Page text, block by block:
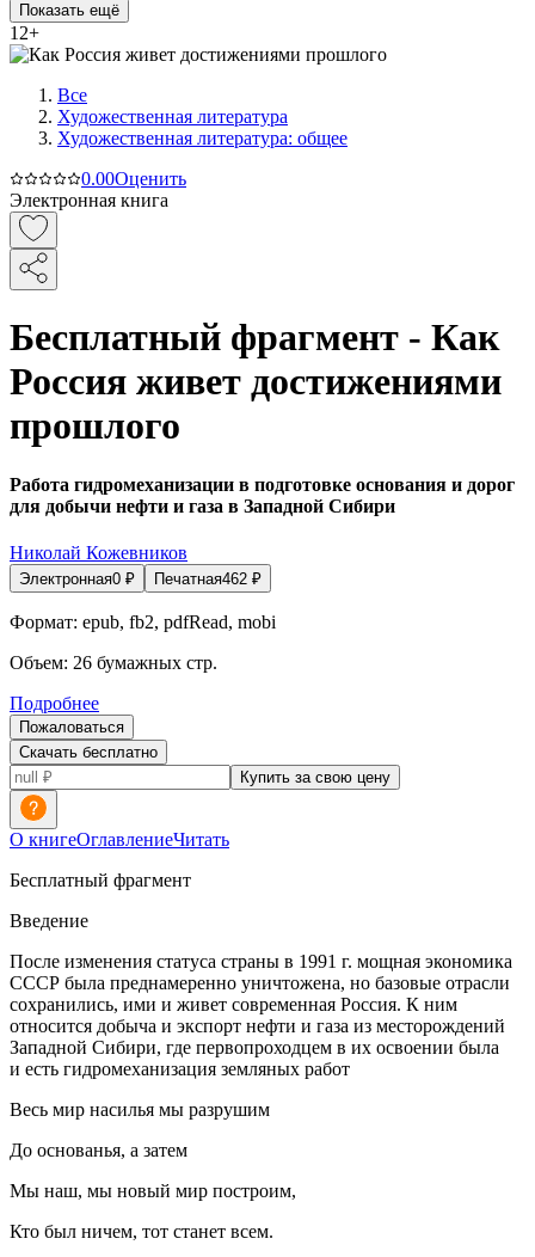
Показать ещё
12+
Все
Художественная литература
Художественная литература: общее
0.00Оценить
Электронная книга
Бесплатный фрагмент - Как
Россия живет достижениями
прошлого
Работа гидромеханизации в подготовке основания и дорог
для добычи нефти и газа в Западной Сибири
Николай Кожевников
Электронная0 ₽ Печатная462 ₽
Формат: epub, fb2, pdfRead, mobi
Объем: 26 бумажных стр.
Подробнее
Пожаловаться
Скачать бесплатно
Купить за свою цену
О книгеОглавлениеЧитать
Бесплатный фрагмент
Введение
После изменения статуса страны в 1991 г. мощная экономика
СССР была преднамеренно уничтожена, но базовые отрасли
сохранились, ими и живет современная Россия. К ним
относится добыча и экспорт нефти и газа из месторождений
Западной Сибири, где первопроходцем в их освоении была
и есть гидромеханизация земляных работ
Весь мир насилья мы разрушим
До основанья, а затем
Мы наш, мы новый мир построим,
Кто был ничем, тот станет всем.